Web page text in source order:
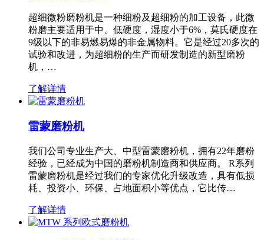
超细微粉磨粉机是一种细粉及超细粉的加工设备，此微
粉磨主要适用于中、低硬度，湿度小于6%，莫氏硬度在
9级以下的非易燃易爆的非金属物料。它是经过20多次的
试验和改进，为超细粉的生产而研发制造的新型磨粉
机，…
了解详情
雷蒙磨粉机
我们公司专业生产大、中型雷蒙磨粉机，拥有22年磨粉
经验，已经成为中国的磨粉机制造商和供应商。 R系列
雷蒙磨粉机是经过我们的专家优化升级改造，具有低损
耗、投资小、环保、占地面积小等优点，它比传…
了解详情